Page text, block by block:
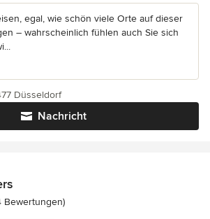
egal, wie schön viele Orte auf dieser
– wahrscheinlich fühlen auch Sie sich
Nachricht
Düsseldorf
5 von 5 Sternen
Bewertungen)